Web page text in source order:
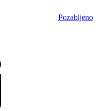
Pozabljeno